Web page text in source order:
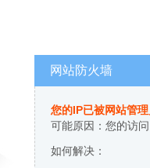
网站防火墙
您的IP已被网站管
可能原因：您的访
如何解决：